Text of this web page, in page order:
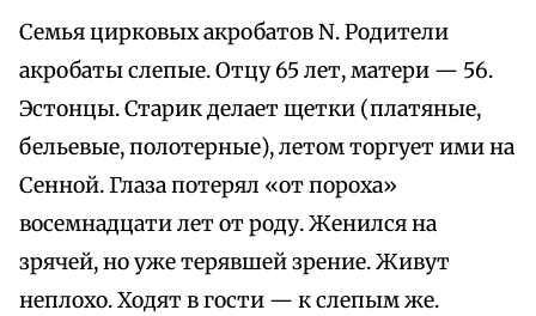
Семья цирковых акробатов N. Родители
акробаты слепые. Отцу 65 лет, матери — 56.
Эстонцы. Старик делает щетки (платяные,
бельевые, полотерные), летом торгует ими на
Сенной. Глаза потерял «от пороха»
восемнадцати лет от роду. Женился на
зрячей, но уже терявшей зрение. Живут
неплохо. Ходят в гости — к слепым же.